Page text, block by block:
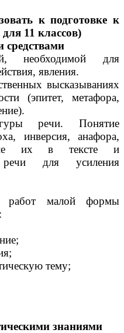
к подготовке к
11 классов)
средствами
необходимой для
явления.
высказываниях
(эпитет, метафора,
речи. Понятие
инверсия, анафора,
их в тексте и
для усиления
работ малой формы
тему;
знаниями